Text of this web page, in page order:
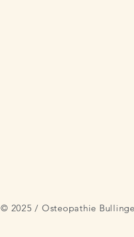
© 2025 / Osteopathie